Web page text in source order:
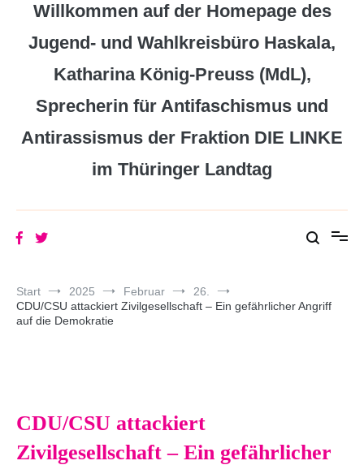
Willkommen auf der Homepage des
Jugend- und Wahlkreisbüro Haskala,
Katharina König-Preuss (MdL),
Sprecherin für Antifaschismus und
Antirassismus der Fraktion DIE LINKE
im Thüringer Landtag
Start 2025 Februar
26.
CDU/CSU attackiert Zivilgesellschaft – Ein gefährlicher Angriff
auf die Demokratie
CDU/CSU attackiert
Zivilgesellschaft – Ein gefährlicher